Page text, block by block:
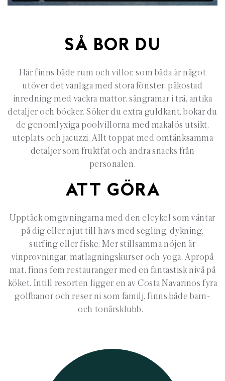
SÅ BOR DU
Här finns både rum och villor, som båda är något
utöver det vanliga med stora fönster, påkostad
inredning med vackra mattor,sängramar i trä, antika
detaljer och böcker. Söker du extra guldkant, bokar du
de genomlyxiga poolvillorna med makalös utsikt,
uteplats och jacuzzi.Allt toppat med omtänksamma
detaljer som fruktfat och andra snacks från
personalen.
ATT GÖRA
Upptäck omgivningarna med denelcykel som väntar
på dig eller njut till havs med segling, dykning,
surfing eller fiske.Mer stillsamma nöjen är
vinprovningar, matlagningskurser och yoga. Apropå
mat, finns fem restauranger med en fantastisk nivå på
köket. Intill resorten ligger en av CostaNavarinos fyra
golfbanor och reser ni som familj, finns både barn-
och tonårsklubb.